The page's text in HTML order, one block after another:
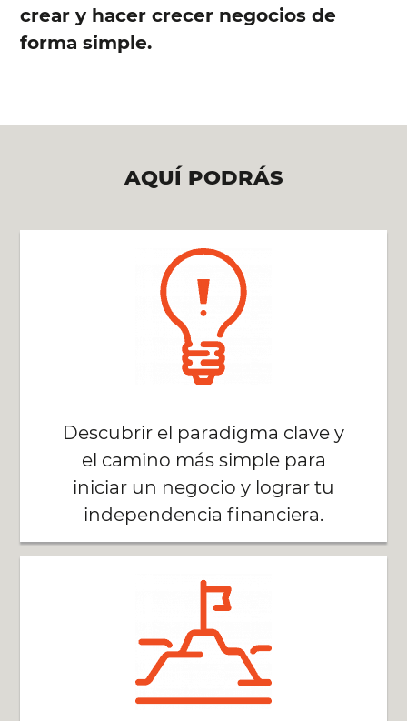
crear y hacer crecer negocios de
forma simple.
AQUÍ PODRÁS
Descubrir el paradigma clave y
el camino más simple para
iniciar un negocio y lograr tu
independencia financiera.